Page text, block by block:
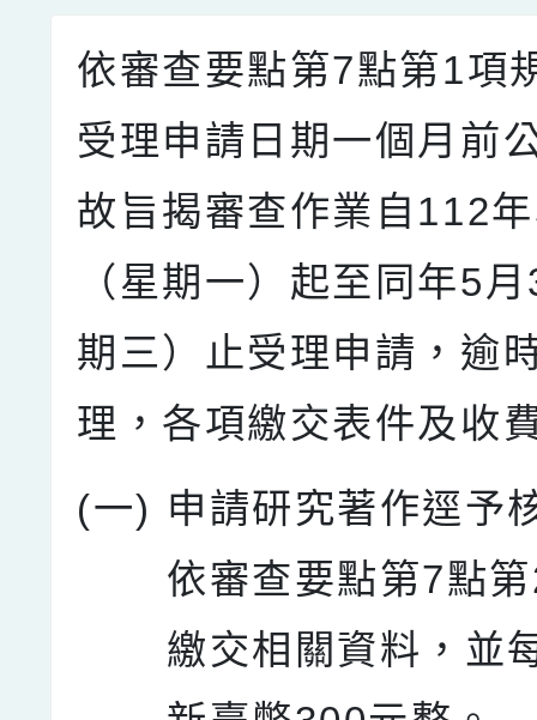
依審查要點第7點第1項
受理申請日期一個月前
故旨揭審查作業自112
（星期一）起至同年5
期三）止受理申請，逾
理，各項繳交表件及收
(一) 申請研究著作逕予
依審查要點第7點
繳交相關資料，並